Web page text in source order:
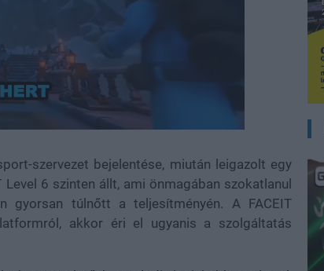
szervezet bejelentése, miután leigazolt egy
6 szinten állt, ami önmagában szokatlanul
gyorsan túlnőtt a teljesítményén. A FACEIT
akkor éri el ugyanis a szolgáltatás